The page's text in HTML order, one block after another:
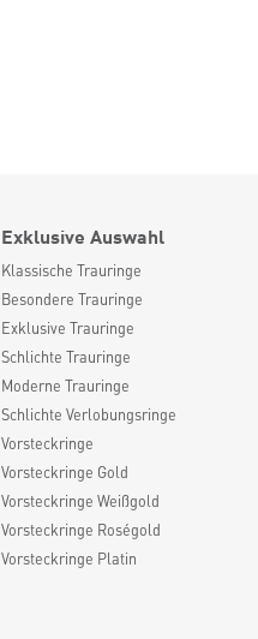
Exklusive Auswahl
Klassische Trauringe
Besondere Trauringe
Exklusive Trauringe
Schlichte Trauringe
Moderne Trauringe
Schlichte Verlobungsringe
Vorsteckringe
Vorsteckringe Gold
Vorsteckringe Weißgold
Vorsteckringe Roségold
Vorsteckringe Platin